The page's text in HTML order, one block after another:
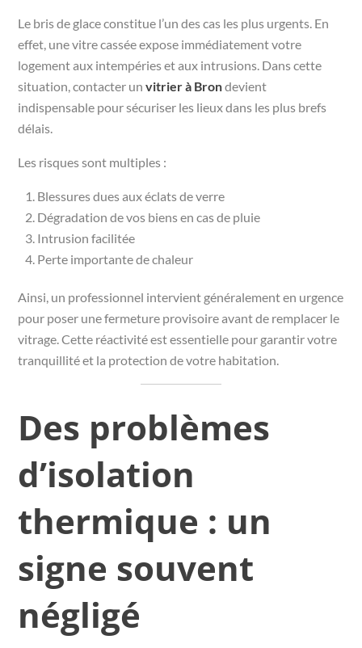
Le bris de glace constitue l’un des cas les plus urgents. En
effet, une vitre cassée expose immédiatement votre
logement aux intempéries et aux intrusions. Dans cette
situation, contacter unvitrier à Brondevient
indispensable pour sécuriser les lieux dans les plus brefs
délais.
Les risques sont multiples :
Blessures dues aux éclats de verre
Dégradation de vos biens en cas de pluie
Intrusion facilitée
Perte importante de chaleur
Ainsi, un professionnel intervient généralement en urgence
pour poser une fermeture provisoire avant de remplacer le
vitrage. Cette réactivité est essentielle pour garantir votre
tranquillité et la protection de votre habitation.
Des problèmes
d’isolation
thermique : un
signe souvent
négligé